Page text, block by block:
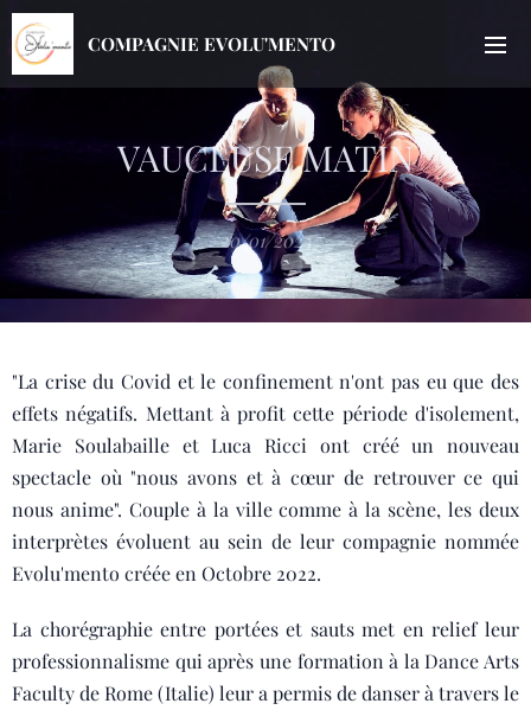
COMPAGNIE EVOLU'MENTO
VAUCLUSE MATIN
20/01/2025
"La crise du Covid et le confinement n'ont pas eu que des
effets négatifs. Mettant à profit cette période d'isolement,
Marie Soulabaille et Luca Ricci ont créé un nouveau
spectacle où "nous avons et à cœur de retrouver ce qui
nous anime". Couple à la ville comme à la scène, les deux
interprètes évoluent au sein de leur compagnie nommée
Evolu'mento créée en Octobre 2022.
La chorégraphie entre portées et sauts met en relief leur
professionnalisme qui après une formation à la Dance Arts
Faculty de Rome (Italie) leur a permis de danser à travers le